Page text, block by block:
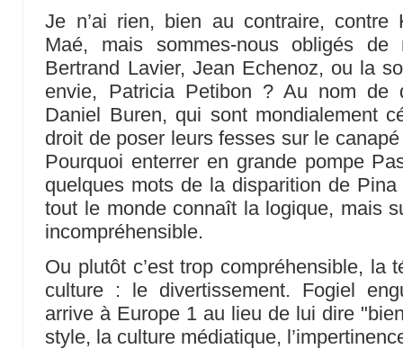
Je n’ai rien, bien au contraire, contre
Maé, mais sommes-nous obligés de
Bertrand Lavier, Jean Echenoz, ou la
envie, Patricia Petibon ? Au nom de
Daniel Buren, qui sont mondialement
droit de poser leurs fesses sur le
Pourquoi enterrer en grande pompe
quelques mots de la disparition de
tout le monde connaît la logique, mais
incompréhensible.
Ou plutôt c’est trop compréhensible, la
culture : le divertissement. Fogiel
arrive à Europe 1 au lieu de lui dire
style, la culture médiatique,